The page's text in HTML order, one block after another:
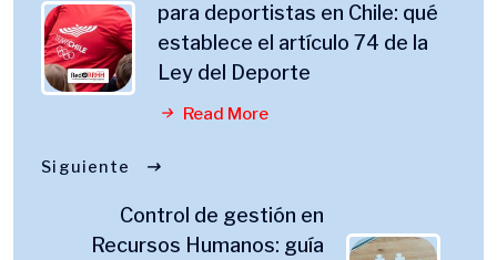
para deportistas en Chile: qué
establece el artículo 74 de la
Ley del Deporte
Read More
Siguiente
Control de gestión en
Recursos Humanos: guía